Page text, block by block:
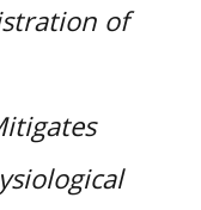
of